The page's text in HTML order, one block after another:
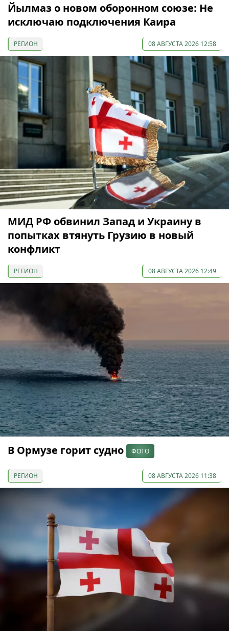
Йылмаз о новом оборонном союзе: Не
исключаю подключения Каира
РЕГИОН 08 АВГУСТА 2026 12:58
МИД РФ обвинил Запад и Украину в
попытках втянуть Грузию в новый
конфликт
РЕГИОН 08 АВГУСТА 2026 12:49
В Ормузе горит судно ФОТО
РЕГИОН 08 АВГУСТА 2026 11:38